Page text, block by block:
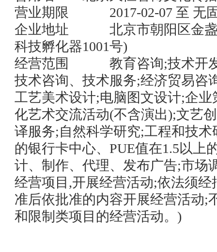
营业期限	    2017-02-07 至 无固定期限
企业地址	    北京市朝阳区金盏乡皮村村西5号厂房(谷仓
科技孵化器1001号)
经营范围	    教育咨询;技术开发、技术推广、技术转让、
技术咨询、技术服务;经济贸易咨
工艺美术设计;电脑图文设计;企
化艺术交流活动(不含演出);文艺
译服务;自然科学研究;工程和技
的银行卡中心、PUE值在1.5以上
计、制作、代理、发布广告;市场
经营项目,开展经营活动;依法须
准后依批准的内容开展经营活动;
和限制类项目的经营活动。)